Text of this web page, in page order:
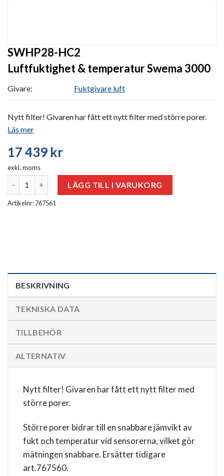
SWHP28-HC2
Luftfuktighet & temperatur Swema 3000
Givare: Fuktgivare luft
Nytt filter! Givaren har fått ett nytt filter med större porer.
Läs mer
17 439 kr
exkl. moms
SWHP28-HC2 mängdLÄGG TILL I VARUKORG
Artikelnr: 767561
BESKRIVNING
TEKNISKA DATA
TILLBEHÖR
ALTERNATIV
Nytt filter! Givaren har fått ett nytt filter med
större porer.
Större porer bidrar till en snabbare jämvikt av
fukt och temperatur vid sensorerna, vilket gör
mätningen snabbare. Ersätter tidigare
art.767560.